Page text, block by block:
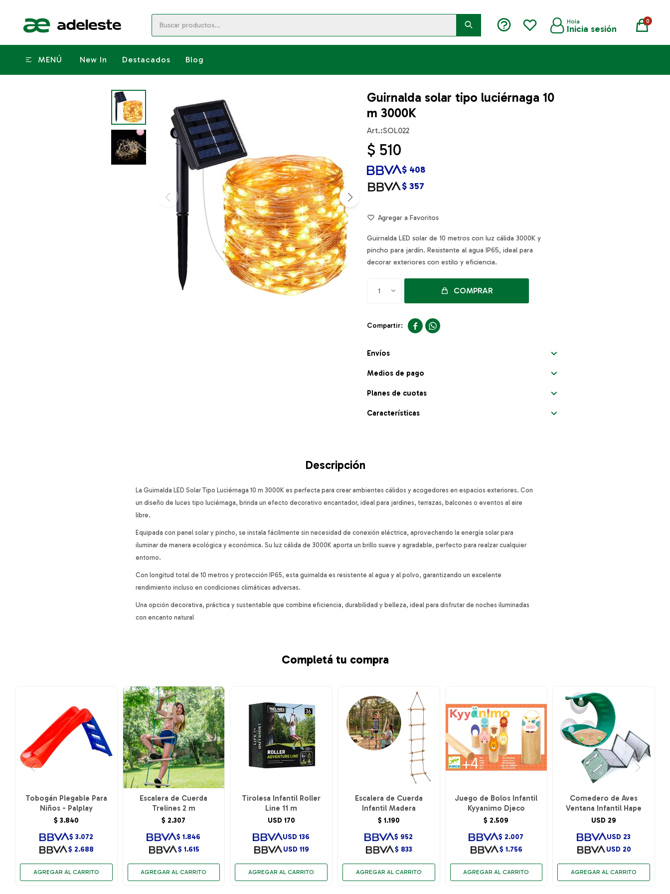
MENÚ New In Destacados Blog
0
Guirnalda solar tipo luciérnaga 10
m 3000K
SOL022
$ 510
$ 357
$ 408
Guirnalda LED solar de 10 metros con luz cálida 3000K y
pincho para jardín. Resistente al agua IP65, ideal para
decorar exteriores con estilo y eficiencia.
1 COMPRAR
 
Envíos
Medios de pago
Planes de cuotas
Características
Descripción
La Guirnalda LED Solar Tipo Luciérnaga 10 m 3000K es perfecta para crear ambientes cálidos y acogedores en espacios exteriores. Con
un diseño de luces tipo luciérnaga, brinda un efecto decorativo encantador, ideal para jardines, terrazas, balcones o eventos al aire
libre.
Equipada con panel solar y pincho, se instala fácilmente sin necesidad de conexión eléctrica, aprovechando la energía solar para
iluminar de manera ecológica y económica. Su luz cálida de 3000K aporta un brillo suave y agradable, perfecto para realzar cualquier
entorno.
Con longitud total de 10 metros y protección IP65, esta guirnalda es resistente al agua y al polvo, garantizando un excelente
rendimiento incluso en condiciones climáticas adversas.
Una opción decorativa, práctica y sustentable que combina eficiencia, durabilidad y belleza, ideal para disfrutar de noches iluminadas
con encanto natural
Completá tu compra
Tobogán Plegable Para
Niños - Palplay
$ 3.840
$ 2.688
$ 3.072
Escalera de Cuerda
Trelines 2 m
$ 2.307
$ 1.615
$ 1.846
Tirolesa Infantil Roller
Line 11 m
USD 170
USD 119
USD 136
Escalera de Cuerda
Infantil Madera
$ 1.190
$ 833
$ 952
Juego de Bolos Infantil
Kyyanimo Djeco
$ 2.509
$ 1.756
$ 2.007
Comedero de Aves
Ventana Infantil Hape
USD 29
USD 20
USD 23